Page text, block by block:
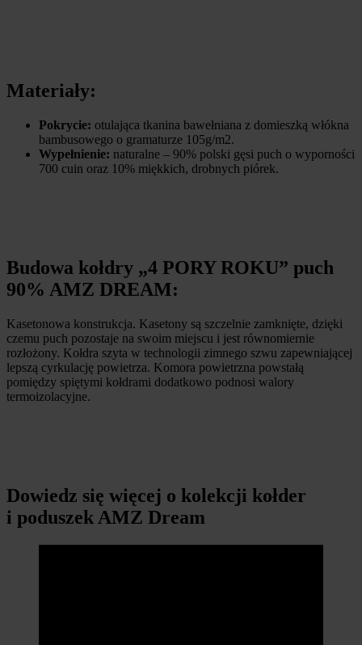
Materiały:
Pokrycie: otulająca tkanina bawełniana z domieszką włókna
bambusowego o gramaturze 105g/m2.
Wypełnienie: naturalne – 90% polski gęsi puch o wyporności
700 cuin oraz 10% miękkich, drobnych piórek.
Budowa kołdry „4 PORY ROKU” puch
90% AMZ DREAM:
Kasetonowa konstrukcja. Kasetony są szczelnie zamknięte, dzięki
czemu puch pozostaje na swoim miejscu i jest równomiernie
rozłożony. Kołdra szyta w technologii zimnego szwu zapewniającej
lepszą cyrkulację powietrza. Komora powietrzna powstałą
pomiędzy spiętymi kołdrami dodatkowo podnosi walory
termoizolacyjne.
Dowiedz się więcej o kolekcji kołder
i poduszek AMZ Dream